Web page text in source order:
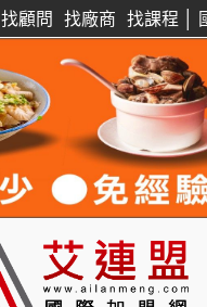
找顧問 找廠商 找課程